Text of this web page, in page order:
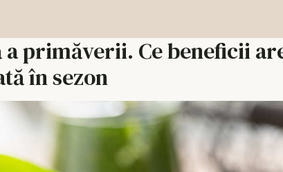
primăverii. Ce beneficii
în sezon